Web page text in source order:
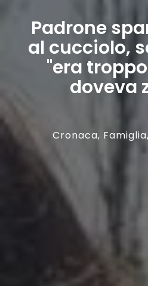
Padrone
al cucciolo,
"era
doveva
Cronaca, Famiglia,